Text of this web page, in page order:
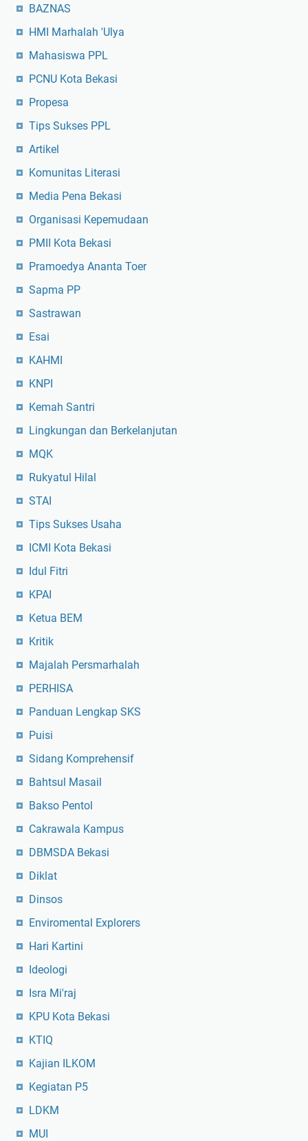
BAZNAS
HMI Marhalah 'Ulya
Mahasiswa PPL
PCNU Kota Bekasi
Propesa
Tips Sukses PPL
Artikel
Komunitas Literasi
Media Pena Bekasi
Organisasi Kepemudaan
PMII Kota Bekasi
Pramoedya Ananta Toer
Sapma PP
Sastrawan
Esai
KAHMI
KNPI
Kemah Santri
Lingkungan dan Berkelanjutan
MQK
Rukyatul Hilal
STAI
Tips Sukses Usaha
ICMI Kota Bekasi
Idul Fitri
KPAI
Ketua BEM
Kritik
Majalah Persmarhalah
PERHISA
Panduan Lengkap SKS
Puisi
Sidang Komprehensif
Bahtsul Masail
Bakso Pentol
Cakrawala Kampus
DBMSDA Bekasi
Diklat
Dinsos
Enviromental Explorers
Hari Kartini
Ideologi
Isra Mi'raj
KPU Kota Bekasi
KTIQ
Kajian ILKOM
Kegiatan P5
LDKM
MUI